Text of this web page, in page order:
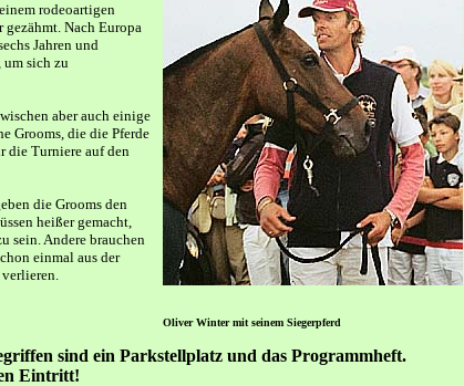
rodeoartigen
Nach Europa
Jahren und
um sich zu
aber auch einige
Grooms, die die Pferde
die Turniere auf den
die Grooms den
heißer gemacht,
sein. Andere brauchen
einmal aus der
Oliver Winter mit seinem Siegerpferd
sind ein Parkstellplatz und das Programmheft.
Eintritt!